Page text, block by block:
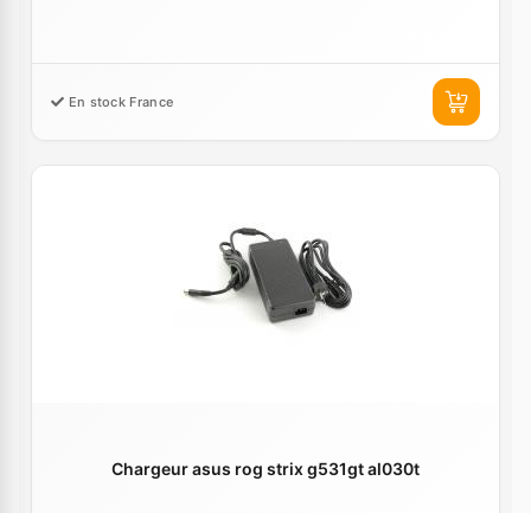
En stock France
Chargeur asus rog strix g531gt al030t